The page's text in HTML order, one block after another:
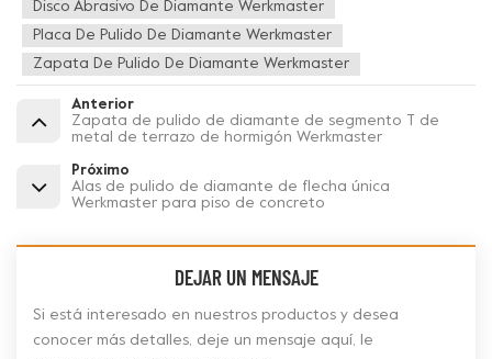
Disco Abrasivo De Diamante Werkmaster
Placa De Pulido De Diamante Werkmaster
Zapata De Pulido De Diamante Werkmaster
Anterior
Zapata de pulido de diamante de segmento T de
metal de terrazo de hormigón Werkmaster
Próximo
Alas de pulido de diamante de flecha única
Werkmaster para piso de concreto
DEJAR UN MENSAJE
Si está interesado en nuestros productos y desea
conocer más detalles, deje un mensaje aquí, le